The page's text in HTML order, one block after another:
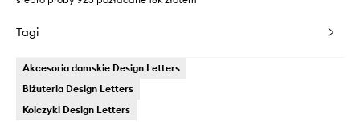
Tagi
Akcesoria damskie Design Letters
Biżuteria Design Letters
Kolczyki Design Letters